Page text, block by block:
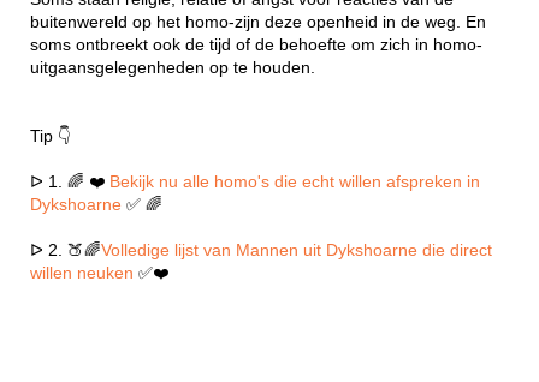
buitenwereld op het homo-zijn deze openheid in de weg. En
soms ontbreekt ook de tijd of de behoefte om zich in homo-
uitgaansgelegenheden op te houden.
Tip 👇
ᐅ 1. 🌈 ❤️ Bekijk nu alle homo's die echt willen afspreken in
Dykshoarne ✅ 🌈
ᐅ 2. 🍑🌈Volledige lijst van Mannen uit Dykshoarne die direct
willen neuken ✅❤️